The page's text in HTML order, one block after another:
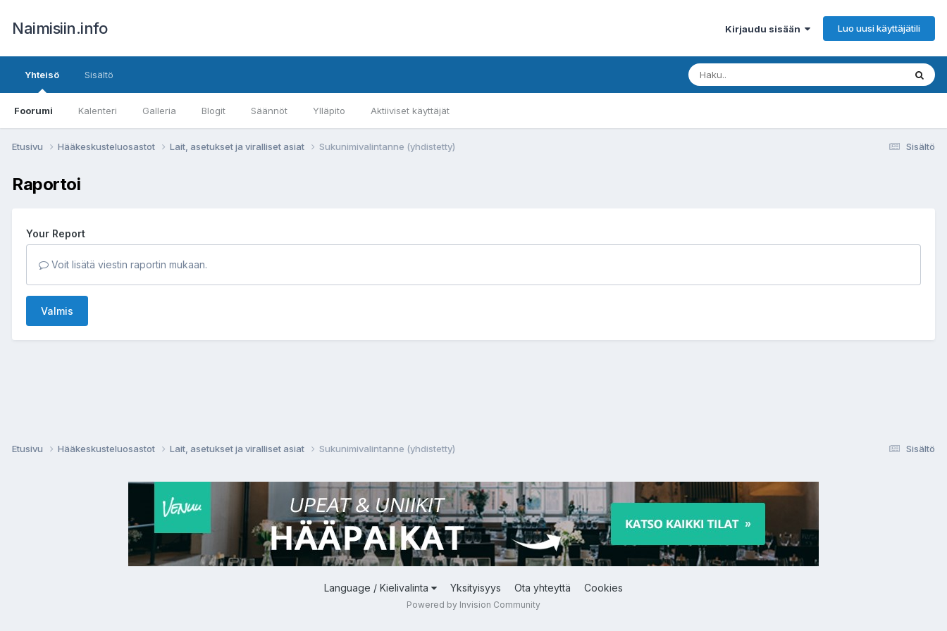
Naimisiin.info Kirjaudu sisään Luo uusi käyttäjätili
Yhteisö
Foorumi Kalenteri Galleria Blogit Säännöt Ylläpito Aktiiviset käyttäjät
Sisältö
Sisältö
Etusivu Hääkeskusteluosastot Lait, asetukset ja viralliset asiat Sukunimivalintanne (yhdistetty)
Raportoi
Your Report
Voit lisätä viestin raportin mukaan.
Valmis
Sisältö
Etusivu Hääkeskusteluosastot Lait, asetukset ja viralliset asiat Sukunimivalintanne (yhdistetty)
Language / Kielivalinta Yksityisyys Ota yhteyttä Cookies
Powered by Invision Community